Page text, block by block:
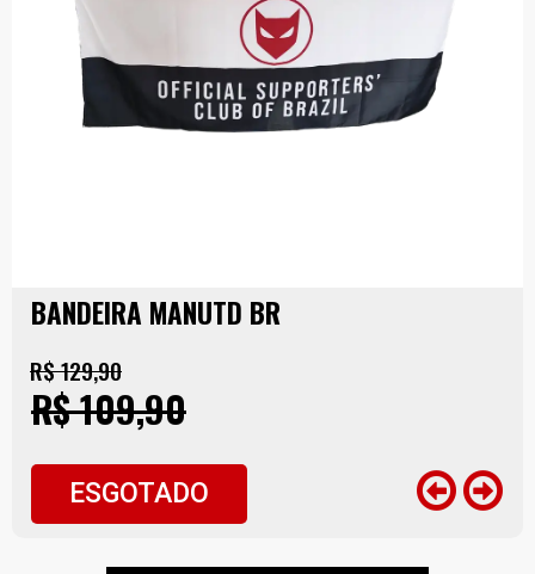
BANDEIRA MANUTD BR
R$ 129,90
R$ 109,90
ESGOTADO